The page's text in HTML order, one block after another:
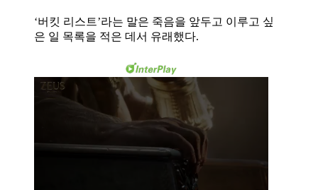
‘버킷 리스트’라는 말은 죽음을 앞두고 이루고 싶
은 일 목록을 적은 데서 유래했다.